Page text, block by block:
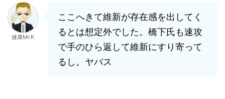
健康Mr.K
ここへきて維新が存在感を出してく
るとは想定外でした。橋下氏も速攻
で手のひら返して維新にすり寄って
るし。ヤバス